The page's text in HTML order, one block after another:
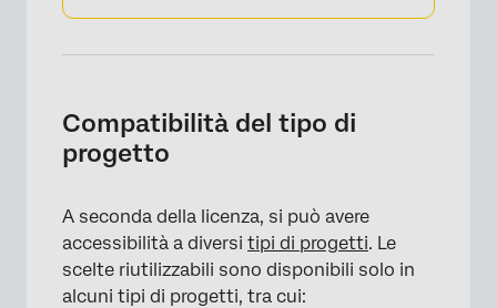
Compatibilità del tipo di
progetto
A seconda della licenza, si può avere
accessibilità a diversi tipi di progetti. Le
scelte riutilizzabili sono disponibili solo in
alcuni tipi di progetti, tra cui: